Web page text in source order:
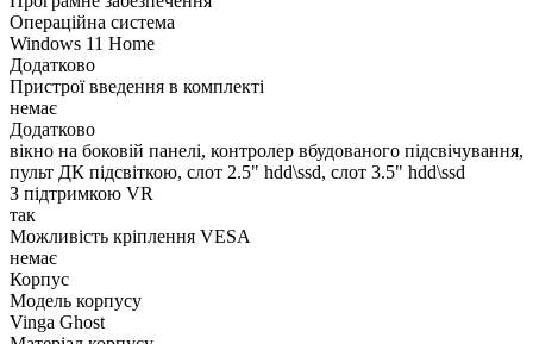
Операційна система
Windows 11 Home
Додатково
Пристрої введення в комплекті
немає
Додатково
вікно на боковій панелі, контролер вбудованого підсвічування,
пульт ДК підсвіткою, слот 2.5" hdd\ssd, слот 3.5" hdd\ssd
З підтримкою VR
так
Можливість кріплення VESA
немає
Корпус
Модель корпусу
Vinga Ghost